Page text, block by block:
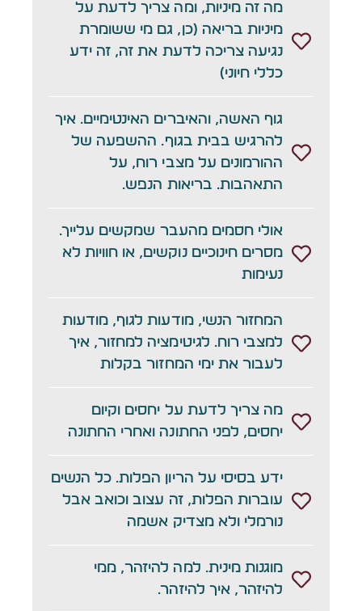
מה זה מיניות, ומה צריך לדעת על
מיניות בריאה (כן, גם מי ששומרת
נגיעה צריכה לדעת את זה, זה ידע
כללי חיוני)
גוף האשה, והאיברים האינטימיים. איך
להרגיש בבית בגוף. ההשפעה של
ההורמונים על מצבי רוח, על
התאהבות. בריאות הנפש.
אולי חסמים מהעבר שמקשים עלייך.
מסרים חינוכיים נוקשים, או חוויות לא
נעימות
המחזור הנשי, מודעות לגוף, מודעות
למצבי רוח. לגיטימציה למחזור, איך
לעבור את ימי המחזור בקלות
מה צריך לדעת על יחסים וקיום
יחסים, לפני החתונה ואחרי החתונה
ידע בסיסי על הריון הפלות. כל הנשים
עוברות הפלות, זה עצוב וכואב אבל
נורמלי ולא מצדיק אשמה
מוגנות מינית. למה להיזהר, ממי
להיזהר, איך להיזהר.